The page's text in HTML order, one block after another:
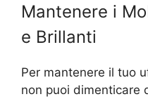
Mantenere i
e Brillanti
Per mantenere il tuo
non puoi dimenticare